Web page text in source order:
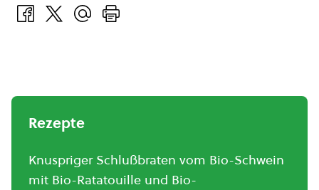
Rezepte
Knuspriger Schlußbraten vom Bio-Schwein
mit Bio-Ratatouille und Bio-